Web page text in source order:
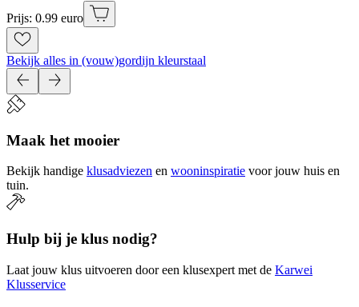
Prijs: 0.99 euro
Bekijk alles in (vouw)gordijn kleurstaal
Maak het mooier
Bekijk handige klusadviezen en wooninspiratie voor jouw huis en
tuin.
Hulp bij je klus nodig?
Laat jouw klus uitvoeren door een klusexpert met de Karwei
Klusservice